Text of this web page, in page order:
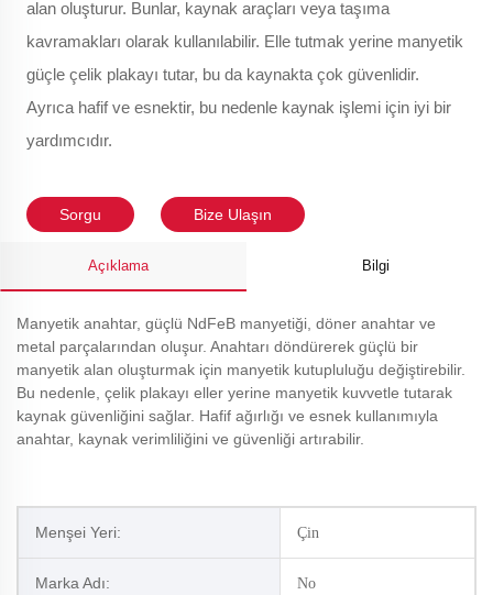
alan oluşturur. Bunlar, kaynak araçları veya taşıma
kavramakları olarak kullanılabilir. Elle tutmak yerine manyetik
güçle çelik plakayı tutar, bu da kaynakta çok güvenlidir.
Ayrıca hafif ve esnektir, bu nedenle kaynak işlemi için iyi bir
yardımcıdır.
Sorgu Bize Ulaşın
Açıklama Bilgi
Manyetik anahtar, güçlü NdFeB manyetiği, döner anahtar ve
metal parçalarından oluşur. Anahtarı döndürerek güçlü bir
manyetik alan oluşturmak için manyetik kutupluluğu değiştirebilir.
Bu nedenle, çelik plakayı eller yerine manyetik kuvvetle tutarak
kaynak güvenliğini sağlar. Hafif ağırlığı ve esnek kullanımıyla
anahtar, kaynak verimliliğini ve güvenliği artırabilir.
Menşei Yeri: Çin
Marka Adı: No